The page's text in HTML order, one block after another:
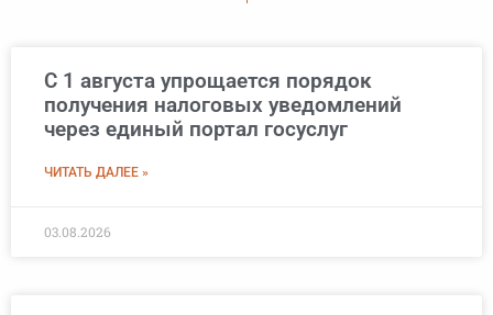
С 1 августа упрощается порядок
получения налоговых уведомлений
через единый портал госуслуг
ЧИТАТЬ ДАЛЕЕ »
03.08.2026